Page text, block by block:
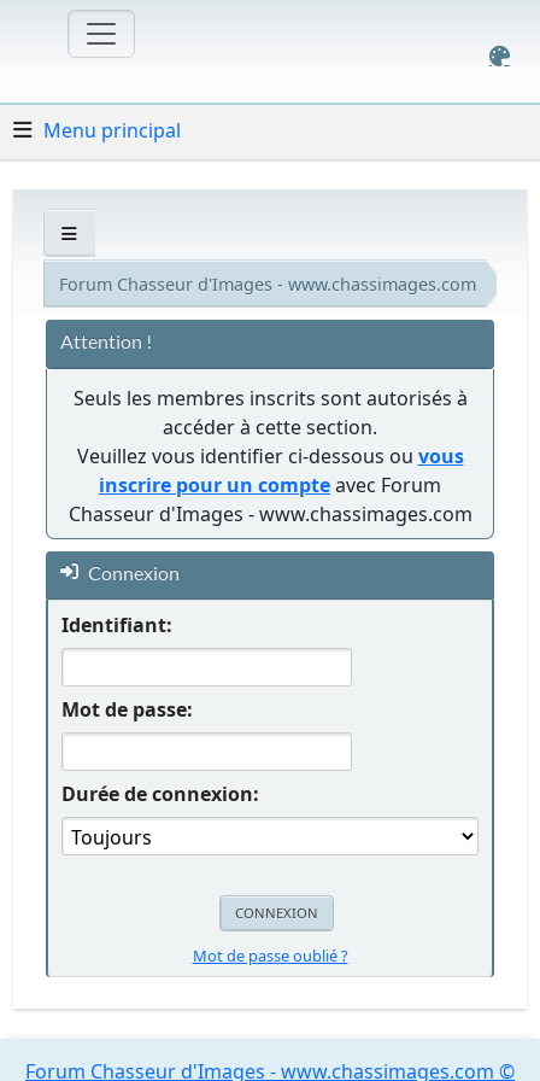
Menu principal
Forum Chasseur d'Images - www.chassimages.com
Attention !
Seuls les membres inscrits sont autorisés à
accéder à cette section.
Veuillez vous identifier ci-dessous ou vous
inscrire pour un compteavec Forum
Chasseur d'Images - www.chassimages.com
Connexion
Identifiant:
Mot de passe:
Durée de connexion:
Mot de passe oublié ?
Forum Chasseur d'Images - www.chassimages.com ©